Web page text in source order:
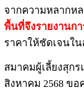
จากความหลากห
พื้นที่จึงรายงานก
ราคาให้ชัดเจนใ
สมาคมผู้เลี้ยงสุก
สิงหาคม 2568 ข